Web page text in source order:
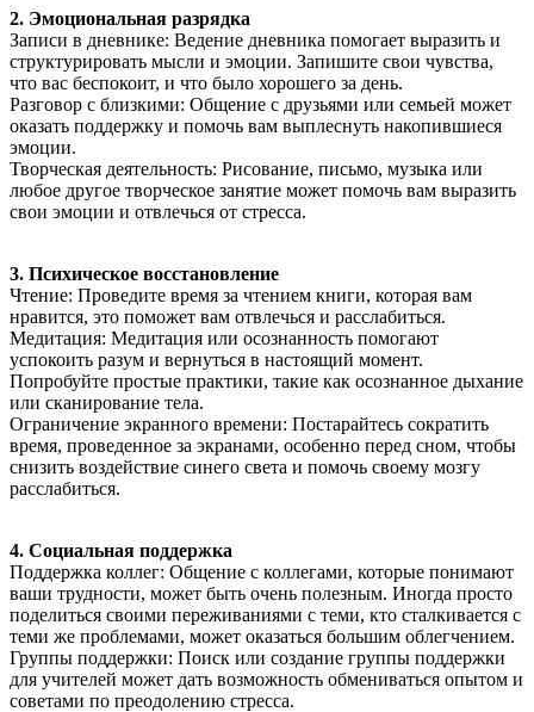
2. Эмоциональная разрядка
Записи в дневнике: Ведение дневника помогает выразить и
структурировать мысли и эмоции. Запишите свои чувства,
что вас беспокоит, и что было хорошего за день.
Разговор с близкими: Общение с друзьями или семьей может
оказать поддержку и помочь вам выплеснуть накопившиеся
эмоции.
Творческая деятельность: Рисование, письмо, музыка или
любое другое творческое занятие может помочь вам выразить
свои эмоции и отвлечься от стресса.
3. Психическое восстановление
Чтение: Проведите время за чтением книги, которая вам
нравится, это поможет вам отвлечься и расслабиться.
Медитация: Медитация или осознанность помогают
успокоить разум и вернуться в настоящий момент.
Попробуйте простые практики, такие как осознанное дыхание
или сканирование тела.
Ограничение экранного времени: Постарайтесь сократить
время, проведенное за экранами, особенно перед сном, чтобы
снизить воздействие синего света и помочь своему мозгу
расслабиться.
4. Социальная поддержка
Поддержка коллег: Общение с коллегами, которые понимают
ваши трудности, может быть очень полезным. Иногда просто
поделиться своими переживаниями с теми, кто сталкивается с
теми же проблемами, может оказаться большим облегчением.
Группы поддержки: Поиск или создание группы поддержки
для учителей может дать возможность обмениваться опытом и
советами по преодолению стресса.